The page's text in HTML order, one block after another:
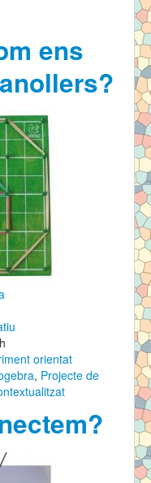
ens
orientat
, Projecte de